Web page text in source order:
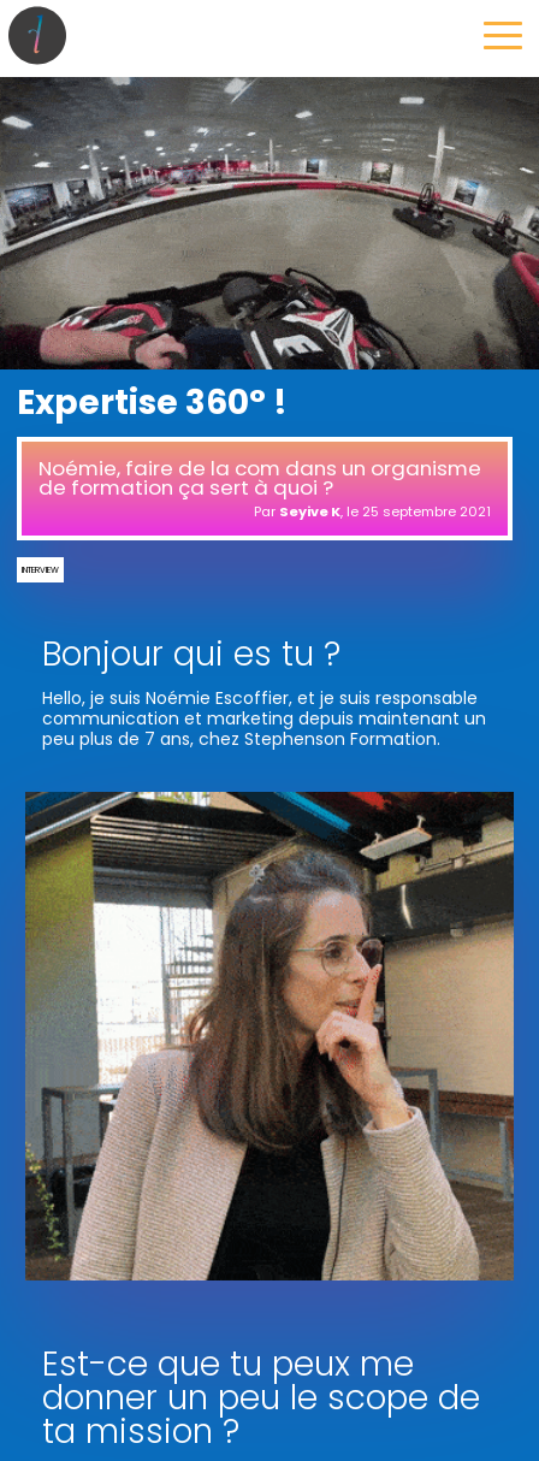
Expertise 360° !
Noémie, faire de la com dans un organisme
de formation ça sert à quoi ?
Par Seyive K, le 25 septembre 2021
INTERVIEW
Bonjour qui es tu ?
Hello, je suis Noémie Escoffier, et je suis responsable
communication et marketing depuis maintenant un
peu plus de 7 ans, chez Stephenson Formation.
Est-ce que tu peux me
donner un peu le scope de
ta mission ?